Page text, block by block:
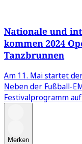
Nationale und
kommen 2024
Tanzbrunnen
Am 11. Mai startet
Neben der Fußball-
Festivalprogramm
Merken